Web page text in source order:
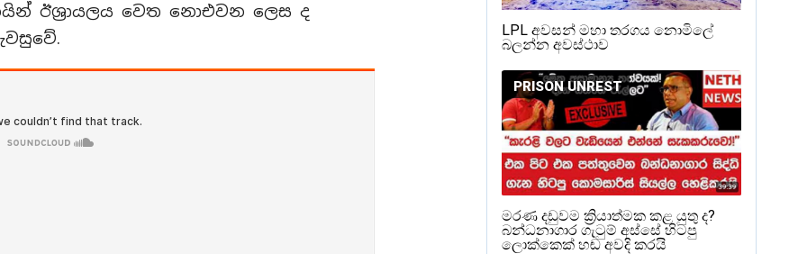
ඊශ්‍රායලය වෙත නොඑවන ලෙස ද
LPL අවසන් මහා තරගය නොමිලේ
බලන්න අවස්ථාව
PRISON UNREST
මරණ දඩුවම ක්‍රියාත්මක කළ යුතු ද?
බන්ධනාගාර ගැටුම් අස්සේ හිටපු
ලොක්කෙක් හඬ අවදි කරයි